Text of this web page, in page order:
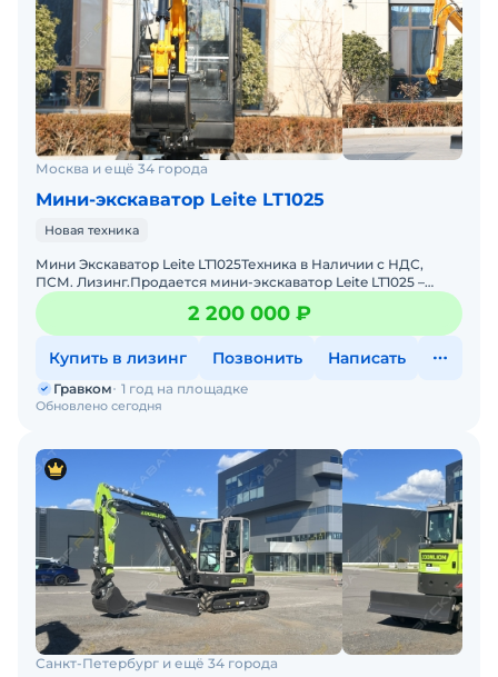
Москва и ещё 34 города
Мини-экскаватор Leite LT1025
Новая техника
Мини Экскаватор Leite LT1025Техника в Наличии с НДС,
ПСМ. Лизинг.Пpoдaется мини-экскaвaтop Leite LT1025 –
идеально подходит для: ландшафтных работ, коммун
2 200 000 ₽
Купить в лизинг Позвонить Написать
Обновлено сегодня
Гравком 1 год на площадке
Санкт-Петербург и ещё 34 города